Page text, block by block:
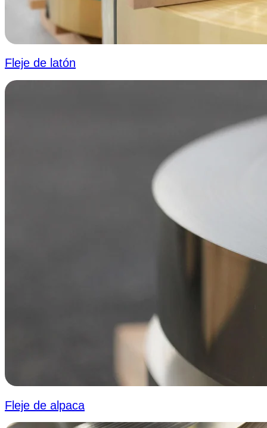
Fleje de latón
Fleje de alpaca